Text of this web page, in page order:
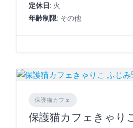
定休日: 火
年齢制限: その他
保護猫カフェ
保護猫カフェきゃり